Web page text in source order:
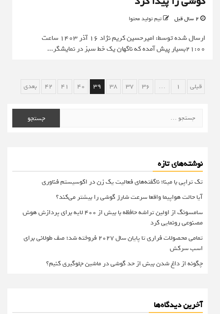
تیم تولید محتوا
ارسال شده توسط: امیرحسین کریم نژاد 16 آذر 1403 ساعت
21:00بسیار پیش آمده که ناگهان یک خط سبز در نمایشگر...
صفحه‌بندی
قبلی 1
…
36
37
38
39
40
41
42 بعدی
برای:
نوشته‌های تازه
تک تراپی با مینا؛ ناگفته‌های فعالیت یک زن در اکوسیستم فناوری
آیا حالت هواپیما واقعا سرعت شارژ گوشی را بیشتر می‌کند؟
سامسونگ از اولین تراشه حافظه با بیش از ۴۰۰ لایه برای پردازش هوش
مصنوعی رونمایی کرد
تمامی محصولات فراری تا پایان سال ۲۰۲۷ فروخته شد؛ صف طولانی برای
اسب سرکش
چگونه از داغ شدن بیش از حد گوشی در ماشین جلوگیری کنیم؟
آخرین دیدگاه‌ها